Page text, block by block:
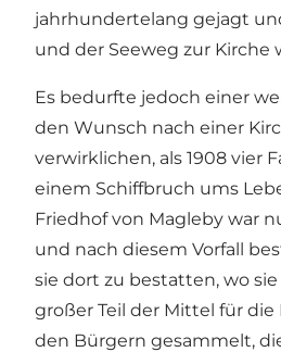
jahrhundertelang gejagt
und der Seeweg zur Kirche
Es bedurfte jedoch einer
den Wunsch nach einer
verwirklichen, als 1908 vier
einem Schiffbruch ums
Friedhof von Magleby war
und nach diesem Vorfall
sie dort zu bestatten, wo
großer Teil der Mittel für
den Bürgern gesammelt,